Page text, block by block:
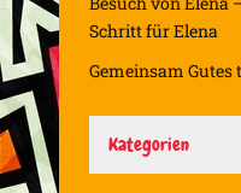
Schritt für Elena
Gemeinsam
Kategorien